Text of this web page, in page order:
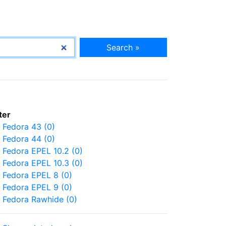
Search »
Fedora 43 (0)
Fedora 44 (0)
Fedora EPEL 10.2 (0)
Fedora EPEL 10.3 (0)
Fedora EPEL 8 (0)
Fedora EPEL 9 (0)
Fedora Rawhide (0)